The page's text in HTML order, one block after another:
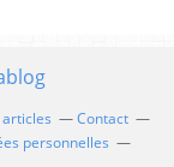
Contact
personnelles